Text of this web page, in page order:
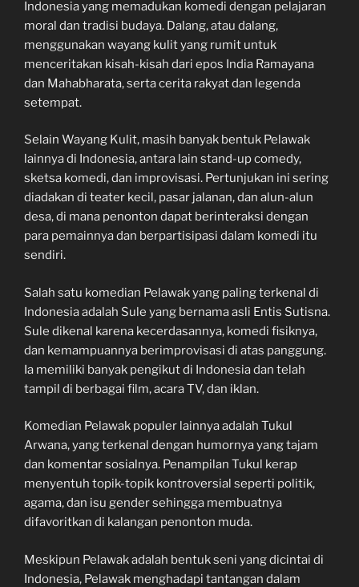
Indonesia yang memadukan komedi dengan pelajaran
moral dan tradisi budaya. Dalang, atau dalang,
menggunakan wayang kulit yang rumit untuk
menceritakan kisah-kisah dari epos India Ramayana
dan Mahabharata, serta cerita rakyat dan legenda
setempat.
Selain Wayang Kulit, masih banyak bentuk Pelawak
lainnya di Indonesia, antara lain stand-up comedy,
sketsa komedi, dan improvisasi. Pertunjukan ini sering
diadakan di teater kecil, pasar jalanan, dan alun-alun
desa, di mana penonton dapat berinteraksi dengan
para pemainnya dan berpartisipasi dalam komedi itu
sendiri.
Salah satu komedian Pelawak yang paling terkenal di
Indonesia adalah Sule yang bernama asli Entis Sutisna.
Sule dikenal karena kecerdasannya, komedi fisiknya,
dan kemampuannya berimprovisasi di atas panggung.
Ia memiliki banyak pengikut di Indonesia dan telah
tampil di berbagai film, acara TV, dan iklan.
Komedian Pelawak populer lainnya adalah Tukul
Arwana, yang terkenal dengan humornya yang tajam
dan komentar sosialnya. Penampilan Tukul kerap
menyentuh topik-topik kontroversial seperti politik,
agama, dan isu gender sehingga membuatnya
difavoritkan di kalangan penonton muda.
Meskipun Pelawak adalah bentuk seni yang dicintai di
Indonesia, Pelawak menghadapi tantangan dalam